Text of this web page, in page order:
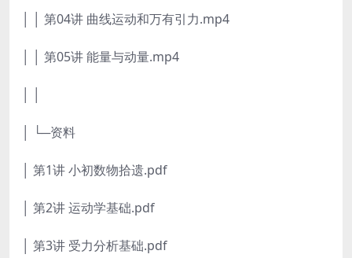
│ │ 第04讲 曲线运动和万有引力.mp4
│ │ 第05讲 能量与动量.mp4
│ └─资料
│ 第1讲 小初数物拾遗.pdf
│ 第2讲 运动学基础.pdf
│ 第3讲 受力分析基础.pdf